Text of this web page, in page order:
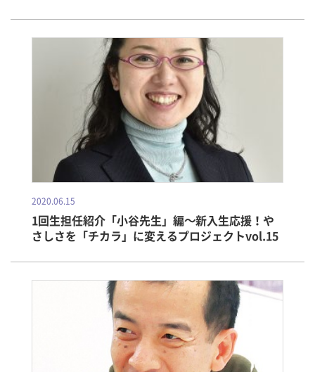
2020.06.15
1回生担任紹介「小谷先生」編～新入生応援！や
さしさを「チカラ」に変えるプロジェクトvol.15